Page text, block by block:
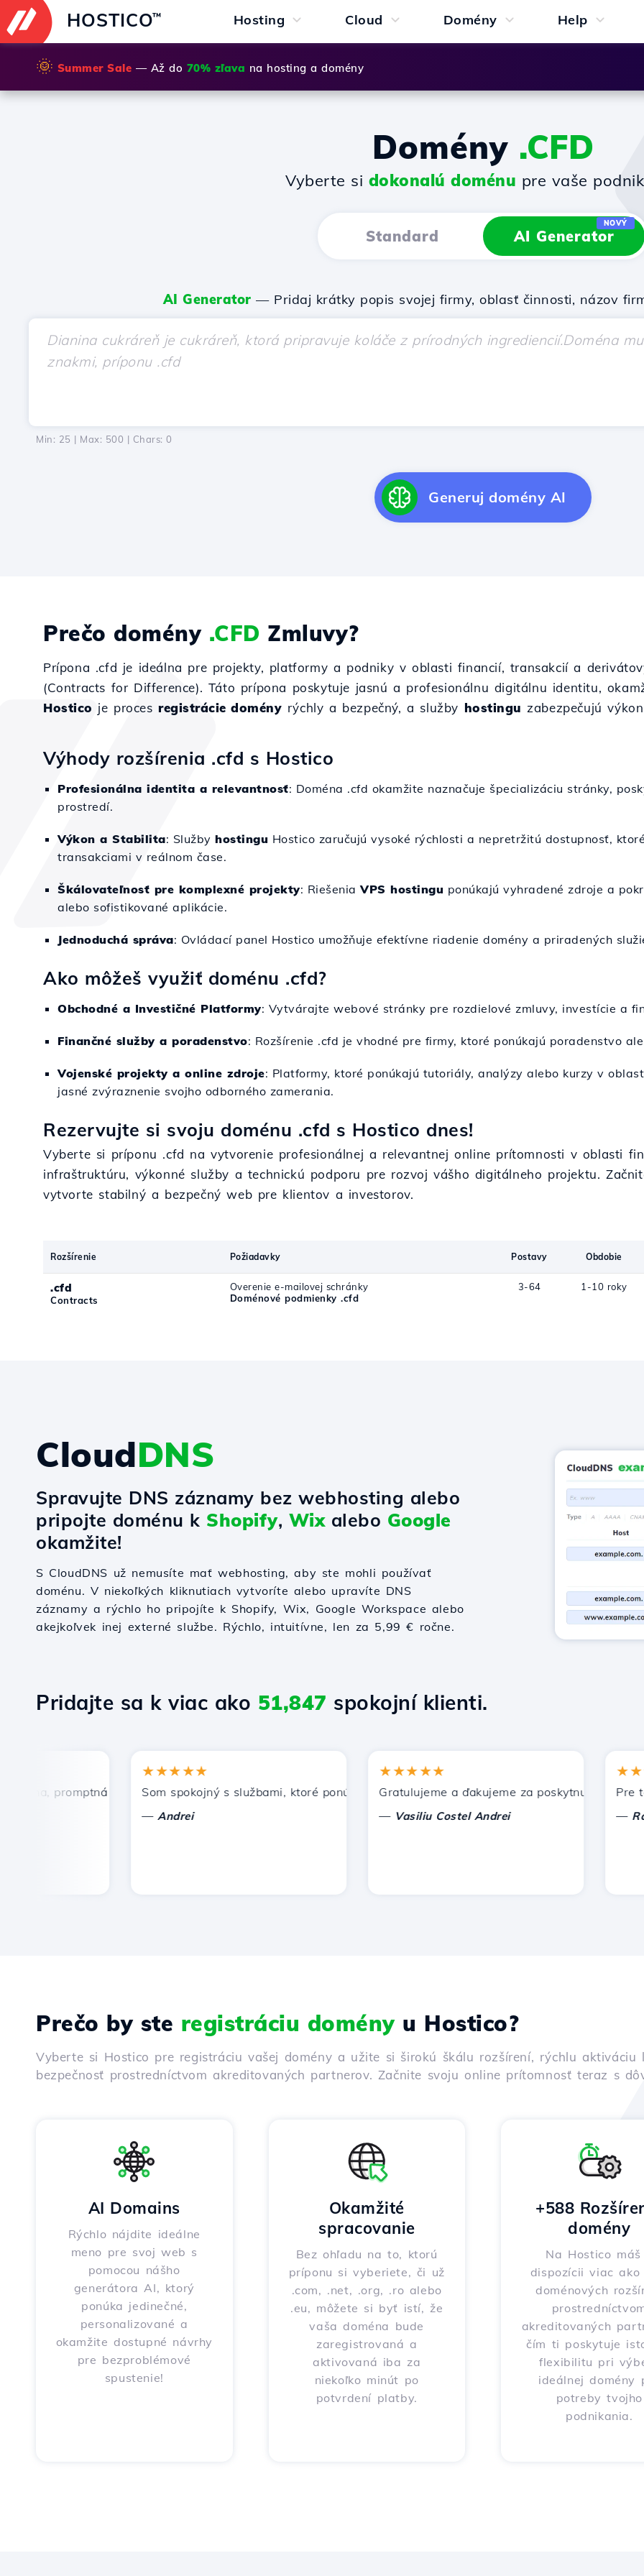
HOSTICO™ Hosting Cloud Domény Help
🌞 Summer Sale — Až do 70% zľava na hosting a domény
Domény .CFD
Vyberte si dokonalú doménu pre vaše
Standard AI Generator
NOVÝ
AI Generator — Pridaj krátky popis svojej firmy, oblasť činnosti, názov
Min: 25 | Max: 500 | Chars: 0
Generuj domény AI
Prečo domény .CFD Zmluvy?
Prípona .cfd je ideálna pre projekty, platformy a podniky v oblasti financií, transakcií a
(Contracts for Difference). Táto prípona poskytuje jasnú a profesionálnu digitálnu identitu,
Hostico je procesregistrácie domény rýchly a bezpečný, a služby hostingu zabezpečujú
Výhody rozšírenia .cfd s Hostico
Profesionálna identita a relevantnosť: Doména .cfd okamžite naznačuje špecializáciu stránky,
prostredí.
Výkon a Stabilita: Služby hostingu Hostico zaručujú vysoké rýchlosti a nepretržitú dostupnosť,
transakciami v reálnom čase.
Škálovateľnosť pre komplexné projekty: RiešeniaVPS hostingu ponúkajú vyhradené zdroje a
alebo sofistikované aplikácie.
Jednoduchá správa: Ovládací panel Hostico umožňuje efektívne riadenie domény a priradených
Ako môžeš využiť doménu .cfd?
Obchodné a Investičné Platformy: Vytvárajte webové stránky pre rozdielové zmluvy, investície a
Finančné služby a poradenstvo: Rozšírenie .cfd je vhodné pre firmy, ktoré ponúkajú poradenstvo
Vojenské projekty a online zdroje: Platformy, ktoré ponúkajú tutoriály, analýzy alebo kurzy v
jasné zvýraznenie svojho odborného zamerania.
Rezervujte si svoju doménu .cfd s Hostico dnes!
Vyberte si príponu .cfd na vytvorenie profesionálnej a relevantnej online prítomnosti v oblasti
infraštruktúru, výkonné služby a technickú podporu pre rozvoj vášho digitálneho projektu.
vytvorte stabilný a bezpečný web pre klientov a investorov.
Rozšírenie Požiadavky Postavy Obdobie
.cfd
Contracts
Overenie e-mailovej schránky
Doménové podmienky .cfd
3-64 1-10 roky
CloudDNS
Spravujte DNS záznamy bez webhosting alebo
pripojte doménu k Shopify, Wixalebo Google
okamžite!
S CloudDNS už nemusíte mať webhosting, aby ste mohli používať
doménu. V niekoľkých kliknutiach vytvoríte alebo upravíte DNS
záznamy a rýchlo ho pripojíte k Shopify, Wix, Google Workspace alebo
akejkoľvek inej externé službe. Rýchlo, intuitívne, len za 5,99 € ročne.
Pridajte sa k viac ako 51,847 spokojní klienti.
promptná a efektívna technická podpora.
★★★★★
Som spokojný s službami, ktoré ponúka Hostico. Odporučil som vás iným známym.
Andrei
★★★★★
Gratulujeme a ďakujeme za poskytnutú podporu!
Vasiliu Costel Andrei
Pre
Radu
Prečo by ste registráciu doményu Hostico?
Vyberte si Hostico pre registráciu vašej domény a užite si širokú škálu rozšírení, rýchlu
bezpečnosť prostredníctvom akreditovaných partnerov. Začnite svoju online prítomnosť teraz s
AI Domains
Rýchlo nájdite ideálne
meno pre svoj web s
pomocou nášho
generátora AI, ktorý
ponúka jedinečné,
personalizované a
okamžite dostupné návrhy
pre bezproblémové
spustenie!
Okamžité
spracovanie
Bez ohľadu na to, ktorú
príponu si vyberiete, či už
.com, .net, .org, .ro alebo
.eu, môžete si byť istí, že
vaša doména bude
zaregistrovaná a
aktivovaná iba za
niekoľko minút po
potvrdení platby.
+588
domény
Na Hostico
dispozícii viac
doménových
akreditovaných
čím ti poskytuje
flexibilitu pri
ideálnej domény
potreby tvojho
podnikania.